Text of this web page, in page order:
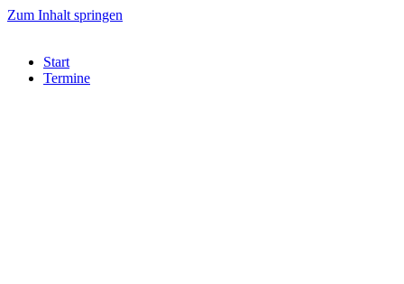
Zum Inhalt springen
Start
Termine